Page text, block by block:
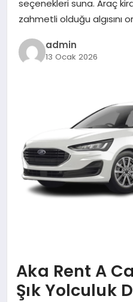
SPOR
TEKNOLOJI
seçenekleri suna. Araç
zahmetli olduğu algısını
admin
13 Ocak 2026
Aka Rent A
Şık Yolculuk